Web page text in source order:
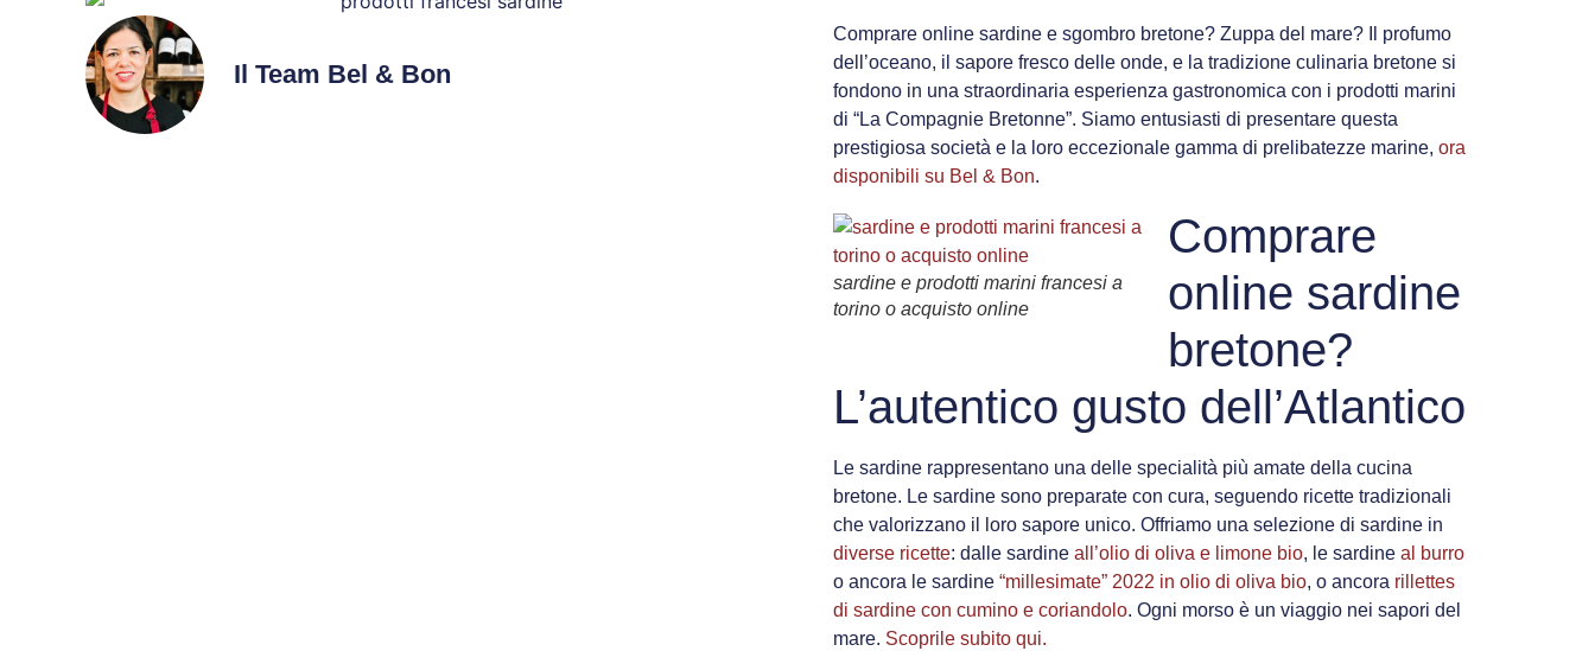
Il Team Bel & Bon
Comprare online sardine e sgombro bretone? Zuppa del mare? Il profumo
dell’oceano, il sapore fresco delle onde, e la tradizione culinaria bretone si
fondono in una straordinaria esperienza gastronomica con i prodotti marini
di “La Compagnie Bretonne”. Siamo entusiasti di presentare questa
prestigiosa società e la loro eccezionale gamma di prelibatezze marine, ora
disponibili su Bel & Bon.
sardine e prodotti marini francesi a
torino o acquisto online
Comprare
online sardine
bretone?
L’autentico gusto dell’Atlantico
Le sardine rappresentano una delle specialità più amate della cucina
bretone. Le sardine sono preparate con cura, seguendo ricette tradizionali
che valorizzano il loro sapore unico. Offriamo una selezione di sardine in
diverse ricette: dalle sardine all’olio di oliva e limone bio, le sardine al burro
o ancora le sardine “millesimate” 2022 in olio di oliva bio, o ancora rillettes
di sardine con cumino e coriandolo. Ogni morso è un viaggio nei sapori del
mare. Scoprile subito qui.